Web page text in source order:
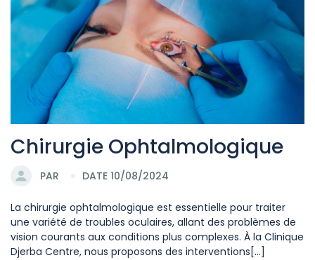
Chirurgie Ophtalmologique
PAR DATE 10/08/2024
La chirurgie ophtalmologique est essentielle pour traiter
une variété de troubles oculaires, allant des problèmes de
vision courants aux conditions plus complexes. À la Clinique
Djerba Centre, nous proposons des interventions[...]